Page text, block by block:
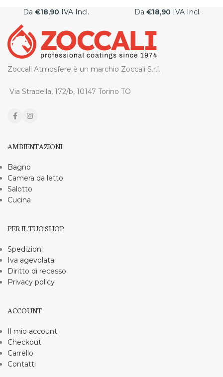
Da €18,90 IVA Incl. Da €18,90 IVA Incl.
Zoccali Atmosfere è un marchio Zoccali S.r.l.
Via Stradella, 172/b, 10147 Torino TO
AMBIENTAZIONI
Bagno
Camera da letto
Salotto
Cucina
PER IL TUO SHOP
Spedizioni
Iva agevolata
Diritto di recesso
Privacy policy
ACCOUNT
Il mio account
Checkout
Carrello
Contatti